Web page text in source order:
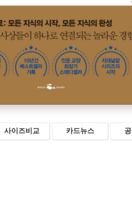
사이즈비교 카드뉴스